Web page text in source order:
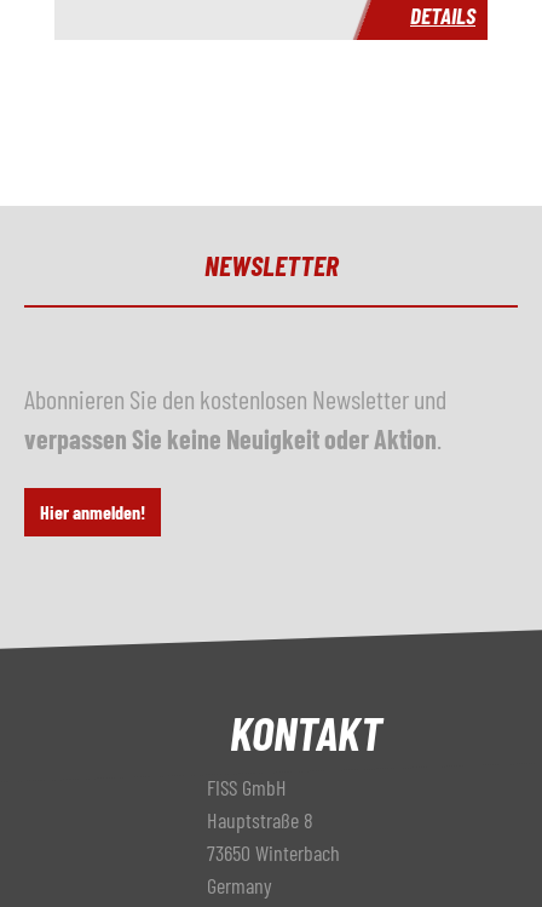
DETAILS
NEWSLETTER
Abonnieren Sie den kostenlosen Newsletter und
verpassen Sie keine Neuigkeit oder Aktion
Hier anmelden!
KONTAKT
FISS GmbH
Hauptstraße 8
73650 Winterbach
Germany